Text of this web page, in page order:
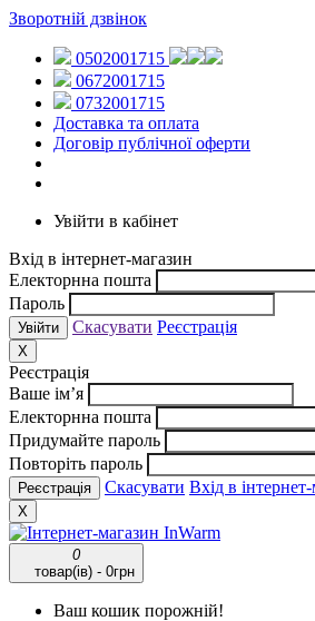
Зворотній дзвінок
0502001715
0672001715
0732001715
Доставка та оплата
Договір публічної оферти
Увійти в кабінет
Вхід в інтернет-магазин
Електорнна пошта
Пароль
Скасувати Реєстрація
X
Реєстрація
Ваше ім’я
Електорнна пошта
Придумайте пароль
Повторіть пароль
Скасувати Вхід в
X
0
товар(ів) - 0грн
Ваш кошик порожній!